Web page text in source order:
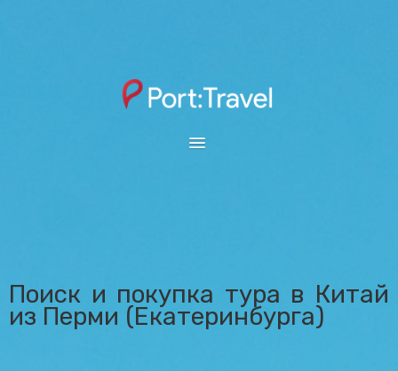
ОНЛАЙН ТАБЛО
Поиск и покупка тура в Китай
из Перми (Екатеринбурга)